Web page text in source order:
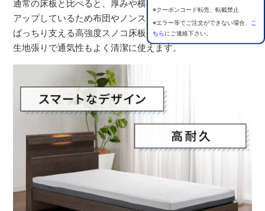
※クーポンコード転売、転載禁止
※エラー等でご注文ができない場合、
こ
ちらにご連絡下さい。
通常の床板と比べると、厚みや横桟の数が違うため強度が
アップしているため布団やノンスプリングマットレスでも
ばっちり支える高強度スノコ床板です。床板表面には抗菌
生地張りで通気性もよく清潔に使えます。